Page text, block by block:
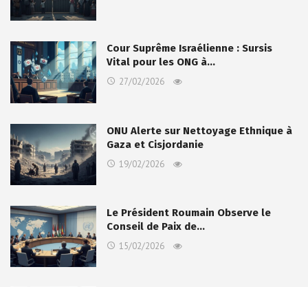
Cour Suprême Israélienne : Sursis
Vital pour les ONG à…
27/02/2026
ONU Alerte sur Nettoyage Ethnique à
Gaza et Cisjordanie
19/02/2026
Le Président Roumain Observe le
Conseil de Paix de…
15/02/2026